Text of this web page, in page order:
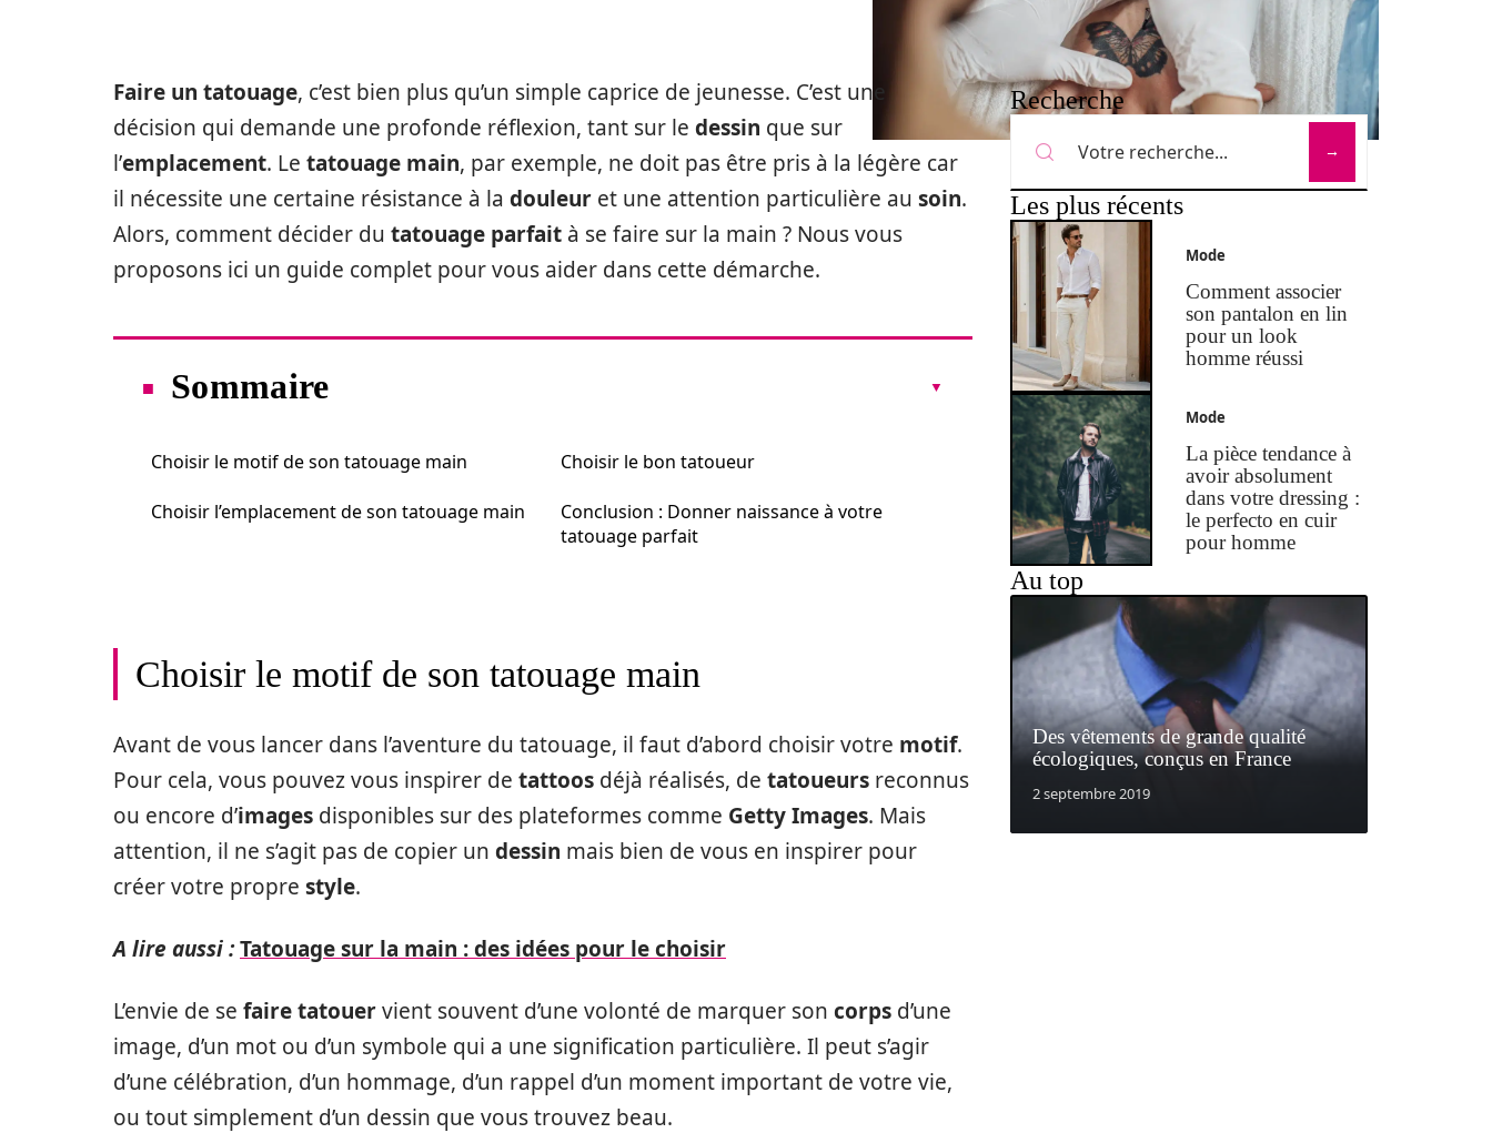
Faire un tatouage, c’est bien plus qu’un simple caprice de jeunesse. C’est une
décision qui demande une profonde réflexion, tant sur le dessin que sur
l’emplacement. Le tatouage main, par exemple, ne doit pas être pris à la légère car
il nécessite une certaine résistance à la douleur et une attention particulière au soin.
Alors, comment décider du tatouage parfait à se faire sur la main ? Nous vous
proposons ici un guide complet pour vous aider dans cette démarche.
Sommaire
Choisir le motif de son tatouage main
Choisir l’emplacement de son tatouage main
Choisir le bon tatoueur
Conclusion : Donner naissance à votre
tatouage parfait
Choisir le motif de son tatouage main
Avant de vous lancer dans l’aventure du tatouage, il faut d’abord choisir votre motif.
Pour cela, vous pouvez vous inspirer de tattoos déjà réalisés, de tatoueurs reconnus
ou encore d’images disponibles sur des plateformes comme Getty Images. Mais
attention, il ne s’agit pas de copier un dessin mais bien de vous en inspirer pour
créer votre propre style.
A lire aussi :Tatouage sur la main : des idées pour le choisir
L’envie de se faire tatouervient souvent d’une volonté de marquer son corps d’une
image, d’un mot ou d’un symbole qui a une signification particulière. Il peut s’agir
d’une célébration, d’un hommage, d’un rappel d’un moment important de votre vie,
ou tout simplement d’un dessin que vous trouvez beau.
Recherche
Les plus récents
Mode
Comment associer
son pantalon en lin
pour un look
homme réussi
Mode
La pièce tendance à
avoir absolument
dans votre dressing :
le perfecto en cuir
pour homme
Au top
Des vêtements de grande qualité
écologiques, conçus en France
2 septembre 2019